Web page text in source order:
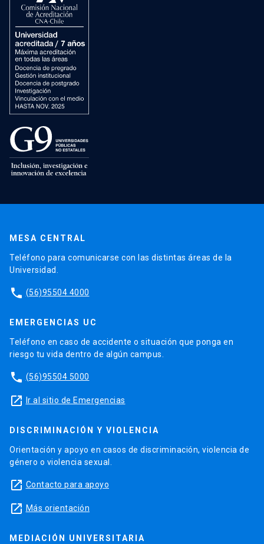
MESA CENTRAL
Teléfono para comunicarse con las distintas áreas de la
Universidad.
phone (56)95504 4000
EMERGENCIAS UC
Teléfono en caso de accidente o situación que ponga en
riesgo tu vida dentro de algún campus.
phone (56)95504 5000
launch Ir al sitio de Emergencias
DISCRIMINACIÓN Y VIOLENCIA
Orientación y apoyo en casos de discriminación, violencia de
género o violencia sexual.
launch Contacto para apoyo
launch Más orientación
MEDIACIÓN UNIVERSITARIA